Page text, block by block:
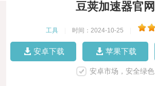
豆荚加速器官网
工具 时间：2024-10-25
安卓下载 苹果下载
安卓市场，安全绿色